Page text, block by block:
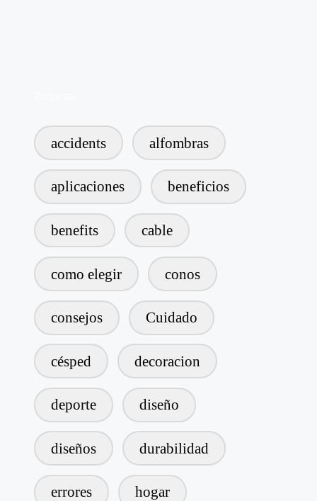
accidents alfombras
aplicaciones beneficios
benefits cable
como elegir conos
consejos Cuidado
césped decoracion
deporte diseño
diseños durabilidad
errores hogar